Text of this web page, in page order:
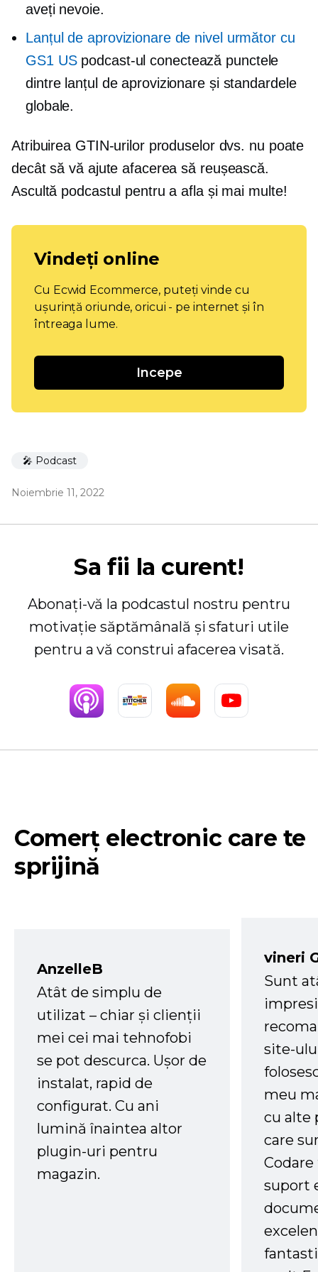
aveți nevoie.
Lanțul de aprovizionare de nivel următor cu
GS1 USpodcast-ul conectează punctele
dintre lanțul de aprovizionare și standardele
globale.
Atribuirea GTIN-urilor produselor dvs. nu poate
decât să vă ajute afacerea să reușească.
Ascultă podcastul pentru a afla și mai multe!
Vindeți online
Cu Ecwid Ecommerce, puteți vinde cu
ușurință oriunde, oricui - pe internet și în
întreaga lume.
Incepe
🎤 Podcast
Noiembrie 11, 2022
Sa fii la curent!
Abonați-vă la podcastul nostru pentru
motivație săptămânală și sfaturi utile
pentru a vă construi afacerea visată.
Comerț electronic care te
sprijină
AnzelleB
Atât de simplu de
utilizat – chiar și clienții
mei cei mai tehnofobi
se pot descurca. Ușor de
instalat, rapid de
configurat. Cu ani
lumină înaintea altor
plugin-uri pentru
magazin.
vineri
Sunt
site-
meu
cu alte
care
suport